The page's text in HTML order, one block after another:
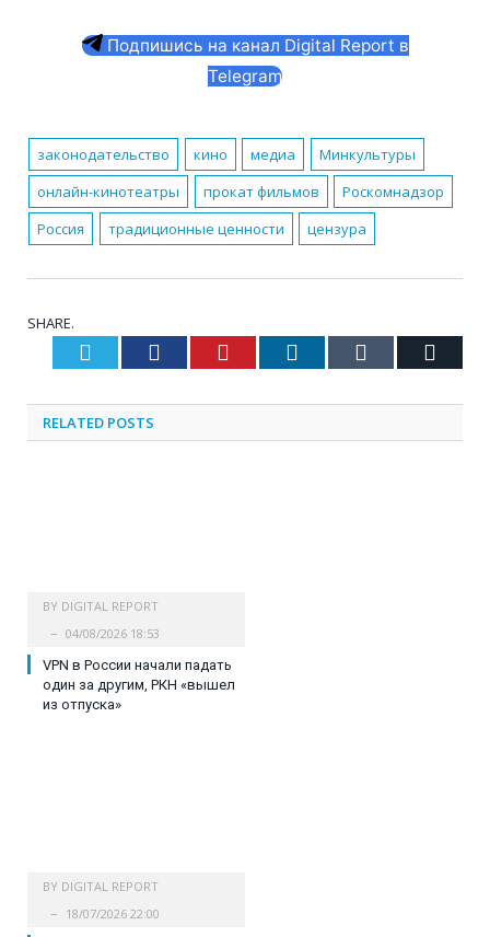
Подпишись на канал Digital Report в
Telegram
законодательство кино медиа
Минкультуры
онлайн-кинотеатры
прокат фильмов
Роскомнадзор
Россия
традиционные ценности цензура
SHARE.
Twitter Facebook Pinterest LinkedIn Tumblr
RELATED POSTS
BY DIGITAL REPORT
04/08/2026 18:53
VPN в России начали падать
один за другим, РКН «вышел
из отпуска»
BY DIGITAL REPORT
18/07/2026 22:00